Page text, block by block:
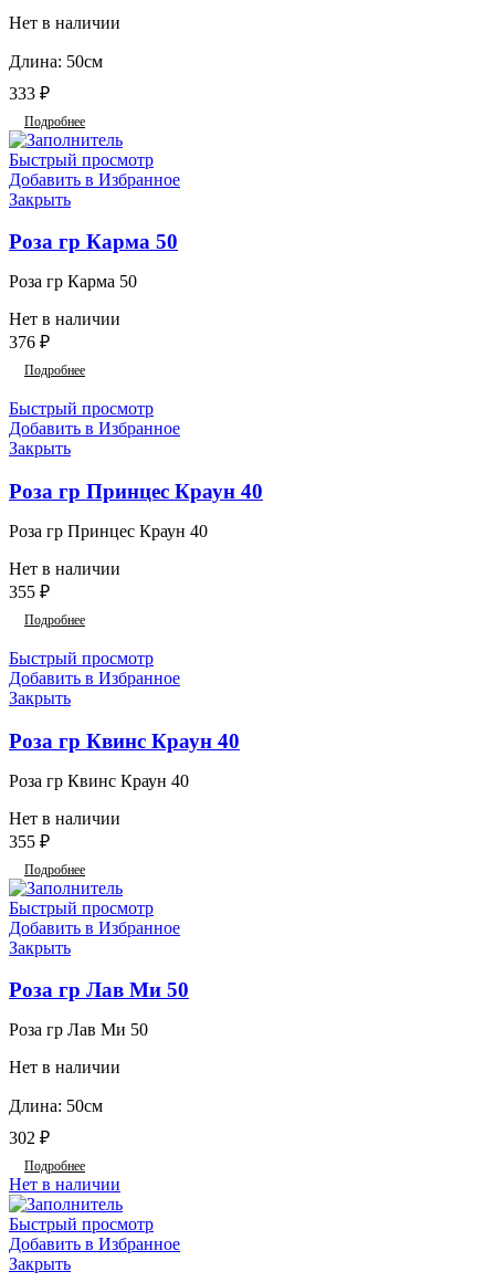
Нет в наличии
Длина: 50см
333 ₽
Подробнее
Быстрый просмотр
Добавить в Избранное
Закрыть
Роза гр Карма 50
Роза гр Карма 50
Нет в наличии
376 ₽
Подробнее
Быстрый просмотр
Добавить в Избранное
Закрыть
Роза гр Принцес Краун 40
Роза гр Принцес Краун 40
Нет в наличии
355 ₽
Подробнее
Быстрый просмотр
Добавить в Избранное
Закрыть
Роза гр Квинс Краун 40
Роза гр Квинс Краун 40
Нет в наличии
355 ₽
Подробнее
Быстрый просмотр
Добавить в Избранное
Закрыть
Роза гр Лав Ми 50
Роза гр Лав Ми 50
Нет в наличии
Длина: 50см
302 ₽
Подробнее
Нет в наличии
Быстрый просмотр
Добавить в Избранное
Закрыть